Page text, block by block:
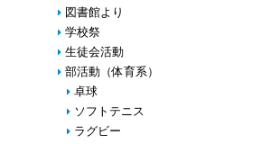
図書館より
学校祭
生徒会活動
部活動（体育系）
卓球
ソフトテニス
ラグビー